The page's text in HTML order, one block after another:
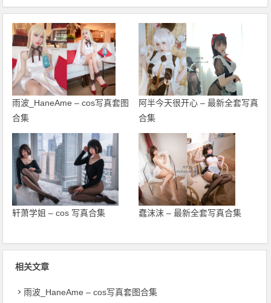
雨波_HaneAme – cos写真套图
合集
阿半今天很开心 – 最新全套写真
合集
轩萧学姐 – cos 写真合集 蠢沫沫 – 最新全套写真合集
相关文章
雨波_HaneAme – cos写真套图合集